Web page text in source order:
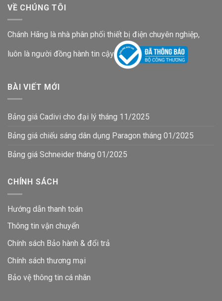
VỀ CHÚNG TÔI
Chánh Hãng là nhà phân phối thiết bị điện chuyên nghiệp,
luôn là người đồng hành tin cậy
BÀI VIẾT MỚI
Bảng giá Cadivi cho đại lý tháng 11/2025
Bảng giá chiếu sáng dân dụng Paragon tháng 01/2025
Bảng giá Schneider tháng 01/2025
CHÍNH SÁCH
Hướng dẫn thanh toán
Thông tin vận chuyển
Chính sách Bảo hành & đổi trả
Chính sách thương mại
Bảo vệ thông tin cá nhân